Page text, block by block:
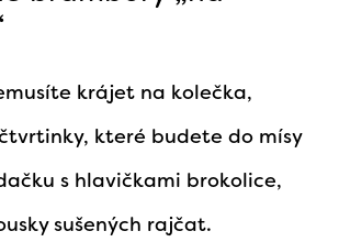
krájet na kolečka,
které budete do mísy
s hlavičkami brokolice,
sušených rajčat.